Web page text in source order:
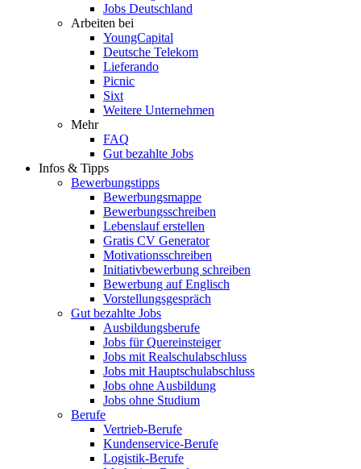
Jobs Deutschland
Arbeiten bei
YoungCapital
Deutsche Telekom
Lieferando
Picnic
Sixt
Weitere Unternehmen
Mehr
FAQ
Gut bezahlte Jobs
Infos & Tipps
Bewerbungstipps
Bewerbungsmappe
Bewerbungsschreiben
Lebenslauf erstellen
Gratis CV Generator
Motivationsschreiben
Initiativbewerbung schreiben
Bewerbung auf Englisch
Vorstellungsgespräch
Gut bezahlte Jobs
Ausbildungsberufe
Jobs für Quereinsteiger
Jobs mit Realschulabschluss
Jobs mit Hauptschulabschluss
Jobs ohne Ausbildung
Jobs ohne Studium
Berufe
Vertrieb-Berufe
Kundenservice-Berufe
Logistik-Berufe